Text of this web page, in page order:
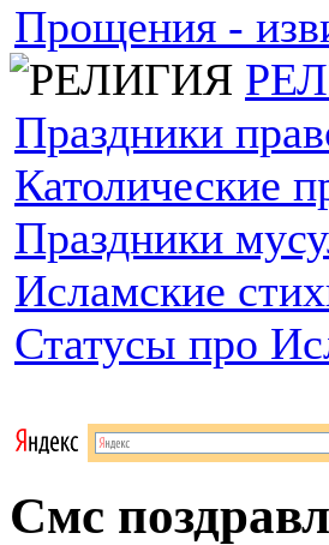
Прощения -
Праздники
Католические
Праздники
Исламские
Статусы про
Смс